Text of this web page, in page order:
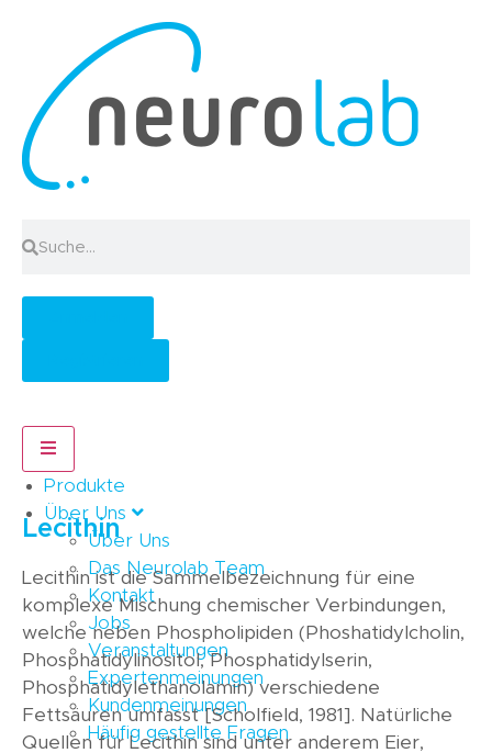
Produkte
Über Uns
Über Uns
Das Neurolab Team
Kontakt
Jobs
Veranstaltungen
Expertenmeinungen
Kundenmeinungen
Häufig gestellte Fragen
Hamburger Toggle Menu
Lecithin
Lecithin ist die Sammelbezeichnung für eine
komplexe Mischung chemischer Verbindungen,
welche neben Phospholipiden (Phoshatidylcholin,
Phosphatidylinositol, Phosphatidylserin,
Phosphatidylethanolamin) verschiedene
Fettsäuren umfasst [Scholfield, 1981]. Natürliche
Quellen für Lecithin sind unter anderem Eier,